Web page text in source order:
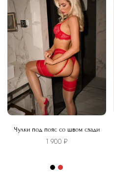
несколько
вариаций.
Опции
можно
выбрать
на
странице
товара.
Чулки под пояс со швом сзади
1 900 ₽